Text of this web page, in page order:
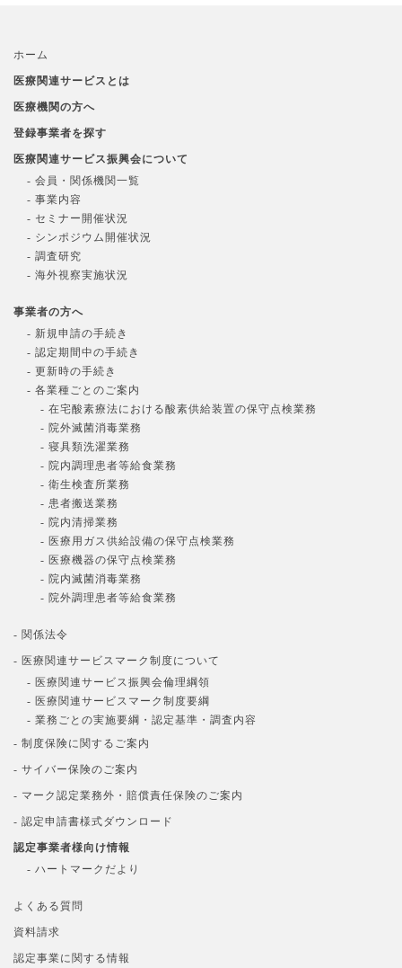
ホーム
医療関連サービスとは
医療機関の方へ
登録事業者を探す
医療関連サービス振興会について
- 会員・関係機関一覧
- 事業内容
- セミナー開催状況
- シンポジウム開催状況
- 調査研究
- 海外視察実施状況
事業者の方へ
- 新規申請の手続き
- 認定期間中の手続き
- 更新時の手続き
- 各業種ごとのご案内
- 在宅酸素療法における酸素供給装置の保守点検業務
- 院外滅菌消毒業務
- 寝具類洗濯業務
- 院内調理患者等給食業務
- 衛生検査所業務
- 患者搬送業務
- 院内清掃業務
- 医療用ガス供給設備の保守点検業務
- 医療機器の保守点検業務
- 院内滅菌消毒業務
- 院外調理患者等給食業務
- 関係法令
- 医療関連サービスマーク制度について
- 医療関連サービス振興会倫理綱領
- 医療関連サービスマーク制度要綱
- 業務ごとの実施要綱・認定基準・調査内容
- 制度保険に関するご案内
- サイバー保険のご案内
- マーク認定業務外・賠償責任保険のご案内
- 認定申請書様式ダウンロード
認定事業者様向け情報
- ハートマークだより
よくある質問
資料請求
認定事業に関する情報